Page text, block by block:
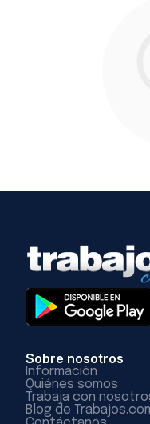
Sobre nosotros
Información
Quiénes somos
Trabaja con
Blog de